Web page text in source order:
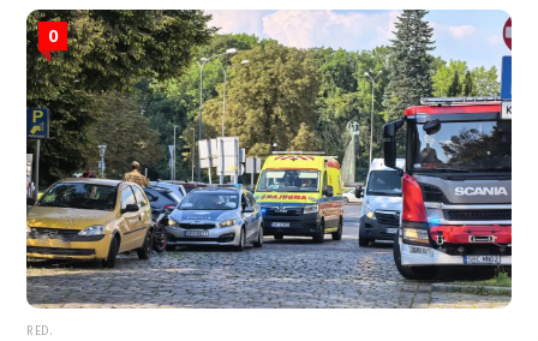
0
RED.